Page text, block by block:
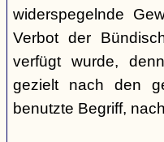
widerspegelnde
Verbot der
verfügt wurde,
gezielt nach den
benutzte Begriff,